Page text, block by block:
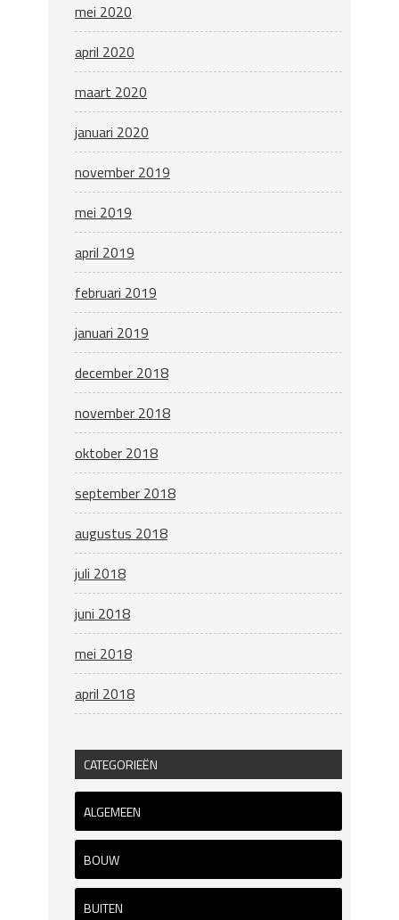
mei 2020
april 2020
maart 2020
januari 2020
november 2019
mei 2019
april 2019
februari 2019
januari 2019
december 2018
november 2018
oktober 2018
september 2018
augustus 2018
juli 2018
juni 2018
mei 2018
april 2018
CATEGORIEËN
ALGEMEEN
BOUW
BUITEN